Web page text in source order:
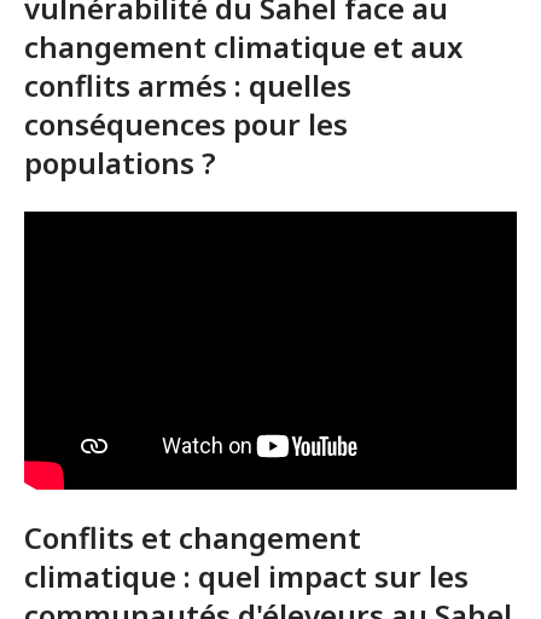
changement climatique et aux
conflits armés : quelles
conséquences pour les
populations ?
Conflits et changement
climatique : quel impact sur les